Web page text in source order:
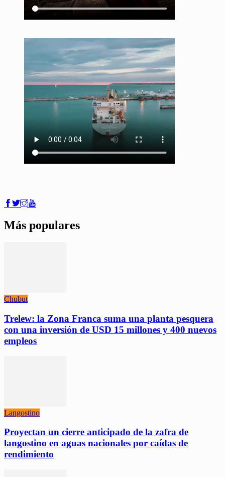
Más populares
Chubut
Trelew: la Zona Franca suma una planta pesquera
con una inversión de USD 15 millones y 400 nuevos
empleos
Langostino
Proyectan un cierre anticipado de la zafra de
langostino en aguas nacionales por caídas de
rendimiento